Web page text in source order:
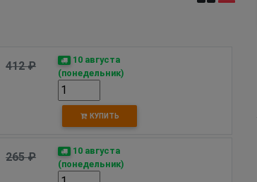
412 ₽
10 августа
(понедельник)
КУПИТЬ
265 ₽
10 августа
(понедельник)